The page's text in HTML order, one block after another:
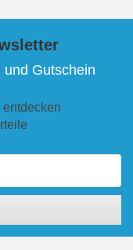
Gutschein
entdecken